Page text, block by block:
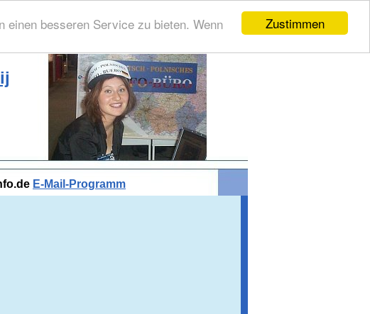
Zustimmen
besseren Service zu bieten. Wenn
E-Mail-Programm